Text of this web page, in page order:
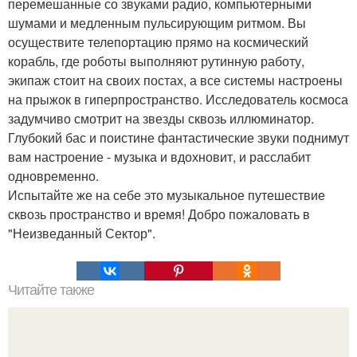
шумами и медленным пульсирующим ритмом. Вы
осуществите телепортацию прямо на космический
корабль, где роботы выполняют рутинную работу,
экипаж стоит на своих постах, а все системы настроены
на прыжок в гиперпространство. Исследователь космоса
задумчиво смотрит на звезды сквозь иллюминатор.
Глубокий бас и поистине фантастические звуки поднимут
вам настроение - музыка и вдохновит, и расслабит
одновременно.
Испытайте же на себе это музыкальное путешествие
сквозь пространство и время! Добро пожаловать в
"Неизведанный Сектор".
Читайте также